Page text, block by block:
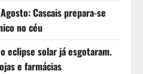
Cascais prepara-se
no céu
eclipse solar já esgotaram.
e farmácias